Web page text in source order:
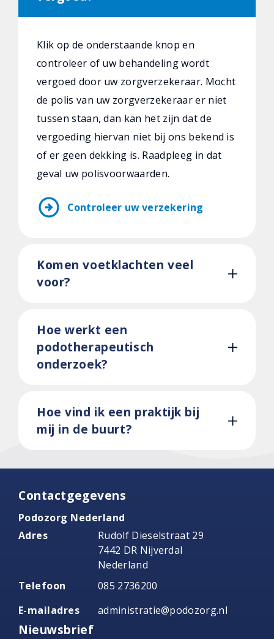
Klik op de onderstaande knop en
controleer of uw behandeling wordt
vergoed door uw zorgverzekeraar. Mocht
de polis van uw zorgverzekeraar er niet
tussen staan, dan kan het zijn dat de
vergoeding hiervan niet bij ons bekend is
of er geen dekking is. Raadpleeg in dat
geval uw polisvoorwaarden.
arrow_circle_right Controleer uw verzekering
Komen voetklachten veel
voor?
Hoe werkt een
podotherapeutisch
onderzoek?
Hoe vind ik een praktijk bij
mij in de buurt?
Contactgegevens
Podozorg Nederland
Adres
Rudolf Dieselstraat 29
7442 DR Nijverdal
Nederland
Telefoon
085 2736200
E-mailadres
administratie@podozorg.nl
Nieuwsbrief